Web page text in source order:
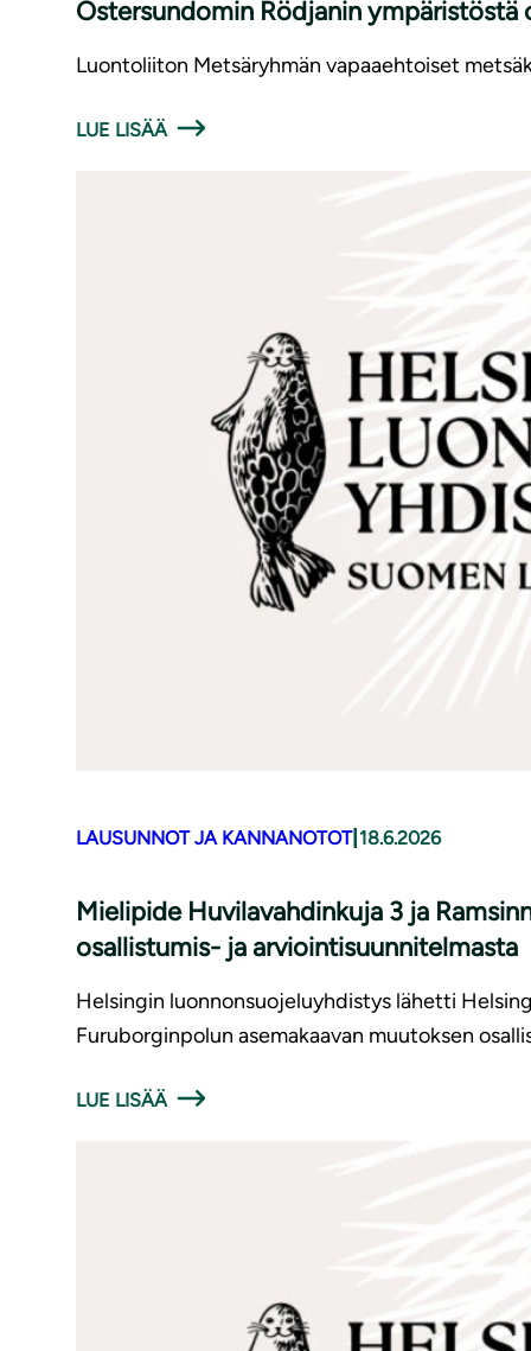
Östersundomin Rödjanin
Luontoliiton Metsäryhmän vapaaehtoiset
LUE LISÄÄ
LAUSUNNOT JA KANNANOTOT| 18.6.2026
Mielipide Huvilavahdinkuja 3 ja
osallistumis- ja arviointisuunnitelmasta
Helsingin luonnonsuojeluyhdistys lähetti
Furuborginpolun asemakaavan muutoksen
LUE LISÄÄ